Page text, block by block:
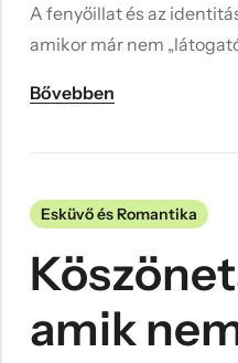
A fenyőillat és az
amikor már nem
Bővebben
Esküvő és Romantika
amik